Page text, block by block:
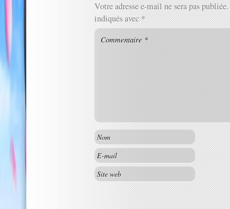
Votre adresse e-mail ne sera pas publiée.
indiqués avec *